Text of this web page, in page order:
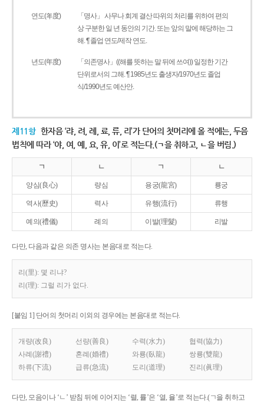
연도(年度)
「명사」 사무나 회계 결산 따위의 처리를 위하여 편의
상 구분한 일 년 동안의 기간. 또는 앞의 말에 해당하는 그
해. ¶ 졸업 연도/제작 연도.
년도(年度)
「의존명사」((해를 뜻하는 말 뒤에 쓰여)) 일정한 기간
단위로서의 그해. ¶ 1985년도 출생자/1970년도 졸업
식/1990년도 예산안.
제11항 한자음 ‘랴, 려, 례, 료, 류, 리’가 단어의 첫머리에 올 적에는, 두음
법칙에 따라 ‘야, 여, 예, 요, 유, 이’로 적는다.(ㄱ을 취하고, ㄴ을 버림.)
ㄱ ㄴ ㄱ ㄴ
양심(良心) 량심 용궁(龍宮) 룡궁
역사(歷史) 력사 유행(流行) 류행
예의(禮儀) 례의 이발(理髮) 리발
다만, 다음과 같은 의존 명사는 본음대로 적는다.
리(里): 몇 리냐?
리(理): 그럴 리가 없다.
[붙임 1] 단어의 첫머리 이외의 경우에는 본음대로 적는다.
개량(改良) 선량(善良) 수력(水力)
협력(協力)
사례(謝禮)
혼례(婚禮) 와룡(臥龍)
쌍룡(雙龍)
하류(下流)
급류(急流) 도리(道理) 진리(眞理)
다만, 모음이나 ‘ㄴ’ 받침 뒤에 이어지는 ‘렬, 률’은 ‘열, 율’로 적는다.(ㄱ을 취하고